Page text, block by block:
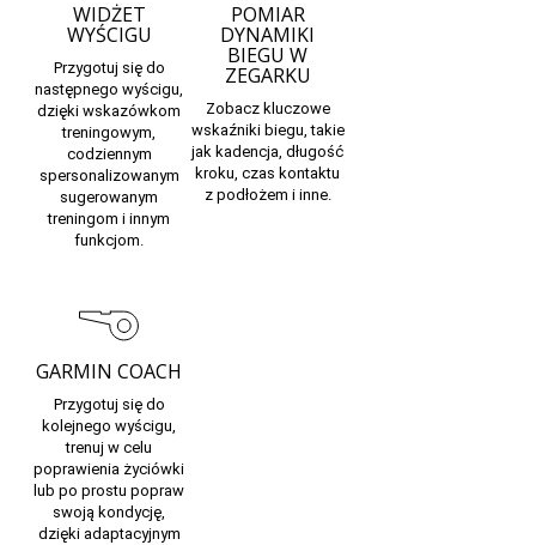
WIDŻET
WYŚCIGU
Przygotuj się do
następnego wyścigu,
dzięki wskazówkom
treningowym,
codziennym
spersonalizowanym
sugerowanym
treningom i innym
funkcjom.
POMIAR
DYNAMIKI
BIEGU W
ZEGARKU
Zobacz kluczowe
wskaźniki biegu, takie
jak kadencja, długość
kroku, czas kontaktu
z podłożem i inne.
GARMIN COACH
Przygotuj się do
kolejnego wyścigu,
trenuj w celu
poprawienia życiówki
lub po prostu popraw
swoją kondycję,
dzięki adaptacyjnym